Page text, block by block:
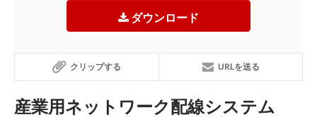
ダウンロード
クリップする URLを送る
産業用ネットワーク配線システム